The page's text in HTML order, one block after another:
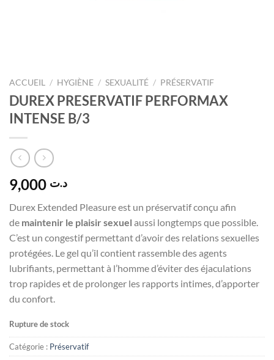
ACCUEIL / HYGIÈNE / SEXUALITÉ / PRÉSERVATIF
DUREX PRESERVATIF PERFORMAX
INTENSE B/3
د.ت
Durex Extended Pleasure est un préservatif conçu afin
de maintenir le plaisir sexuel aussi longtemps que possible.
C’est un congestif permettant d’avoir des relations sexuelles
protégées. Le gel qu’il contient rassemble des agents
lubrifiants, permettant à l’homme d’éviter des éjaculations
trop rapides et de prolonger les rapports intimes, d’apporter
du confort.
Rupture de stock
Catégorie : Préservatif